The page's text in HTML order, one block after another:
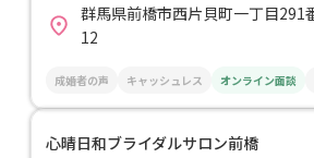
群馬県前橋市西片貝町一丁目291
12
成婚者の声 キャッシュレス オンライン面談
心晴日和ブライダルサロン前橋